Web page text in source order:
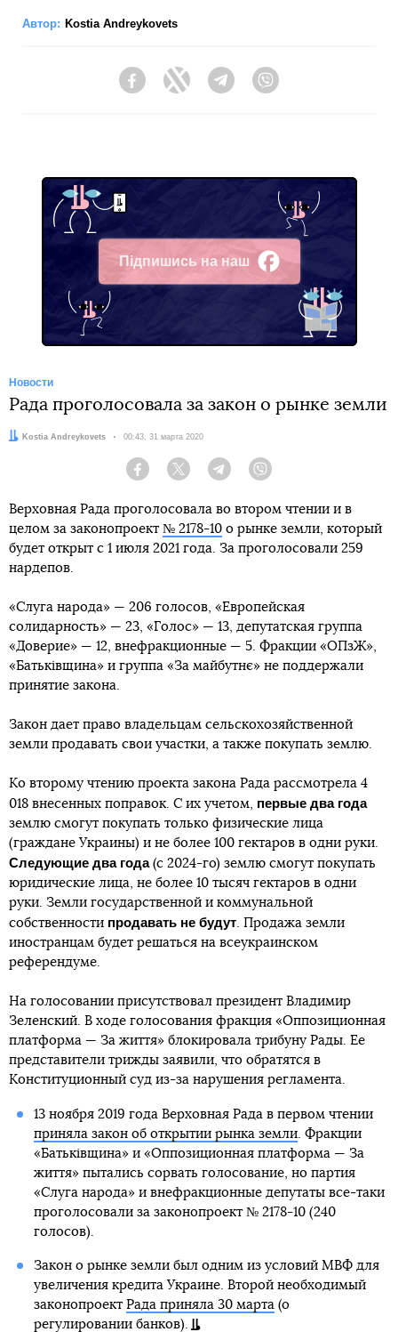
Автор: Kostia Andreykovets
FacebookTwitter Telegram
Підпишись на наш
Facebook
Новости
Рада проголосовала за закон о рынке земли
Автор:Kostia Andreykovets Дата:
00:43, 31 марта 2020
Facebook Twitter Telegram
Верховная Рада проголосовала во втором чтении и в
целом за законопроект № 2178-10 о рынке земли, который
будет открыт с 1 июля 2021 года. За проголосовали 259
нардепов.
«Слуга народа» — 206 голосов, «Европейская
солидарность» — 23, «Голос» — 13, депутатская группа
«Доверие» — 12, внефракционные — 5. Фракции «ОПзЖ»,
«Батьківщина» и группа «За майбутнє» не поддержали
принятие закона.
Закон дает право владельцам сельскохозяйственной
земли продавать свои участки, а также покупать землю.
Ко второму чтению проекта закона Рада рассмотрела 4
018 внесенных поправок. С их учетом, первые два года
землю смогут покупать только физические лица
(граждане Украины) и не более 100 гектаров в одни руки.
Следующие два года(с 2024-го) землю смогут покупать
юридические лица, не более 10 тысяч гектаров в одни
руки. Земли государственной и коммунальной
собственности продавать не будут. Продажа земли
иностранцам будет решаться на всеукраинском
референдуме.
На голосовании присутствовал президент Владимир
Зеленский. В ходе голосования фракция «Оппозиционная
платформа — За життя» блокировала трибуну Рады. Ее
представители трижды заявили, что обратятся в
Конституционный суд из-за нарушения регламента.
13 ноября 2019 года Верховная Рада в первом чтении
приняла закон об открытии рынка земли. Фракции
«Батьківщина» и «Оппозиционная платформа — За
життя» пытались сорвать голосование, но партия
«Слуга народа» и внефракционные депутаты все-таки
проголосовали за законопроект № 2178-10 (240
голосов).
Закон о рынке земли был одним из условий МВФ для
увеличения кредита Украине. Второй необходимый
законопроект Рада приняла 30 марта(о
регулировании банков).